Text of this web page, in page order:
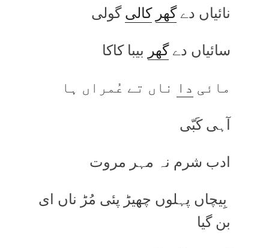
نائیاں دےگھر کالیگولی
سائیاں دےگھر بیبا کاکا
مائی دا ناں تے عُمراں ہا
آہی کَبّی
ادب شرم نہ مہر مروت
بِیچاں پہلوں چھیڑ پئی مُڑ ناں ای
بن گیا